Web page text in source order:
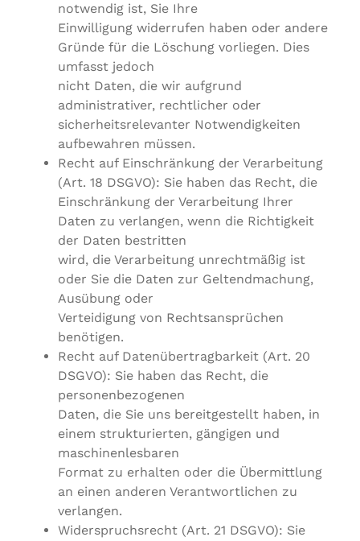
notwendig ist, Sie Ihre
Einwilligung widerrufen haben oder andere
Gründe für die Löschung vorliegen. Dies
umfasst jedoch
nicht Daten, die wir aufgrund
administrativer, rechtlicher oder
sicherheitsrelevanter Notwendigkeiten
aufbewahren müssen.
Recht auf Einschränkung der Verarbeitung
(Art. 18 DSGVO): Sie haben das Recht, die
Einschränkung der Verarbeitung Ihrer
Daten zu verlangen, wenn die Richtigkeit
der Daten bestritten
wird, die Verarbeitung unrechtmäßig ist
oder Sie die Daten zur Geltendmachung,
Ausübung oder
Verteidigung von Rechtsansprüchen
benötigen.
Recht auf Datenübertragbarkeit (Art. 20
DSGVO): Sie haben das Recht, die
personenbezogenen
Daten, die Sie uns bereitgestellt haben, in
einem strukturierten, gängigen und
maschinenlesbaren
Format zu erhalten oder die Übermittlung
an einen anderen Verantwortlichen zu
verlangen.
Widerspruchsrecht (Art. 21 DSGVO): Sie